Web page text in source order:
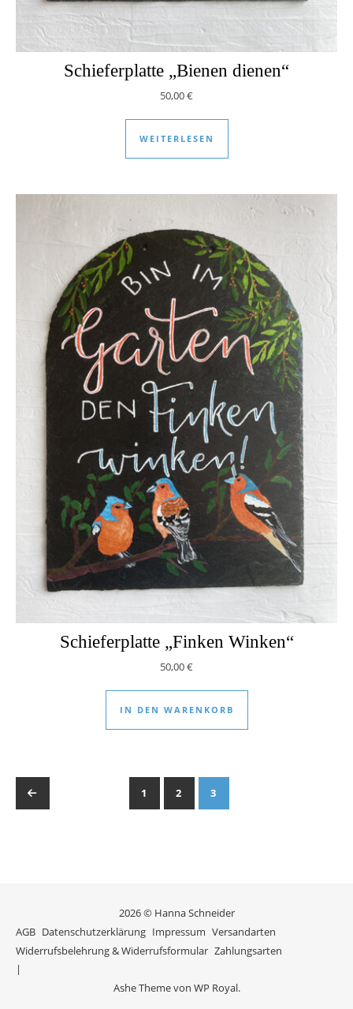
Schieferplatte „Bienen dienen“
50,00€
WEITERLESEN
Schieferplatte „Finken Winken“
50,00€
IN DEN WARENKORB
1 2 3
2026 © Hanna Schneider
AGB Datenschutzerklärung Impressum Versandarten
Widerrufsbelehrung & Widerrufsformular Zahlungsarten
Ashe Theme von WP Royal.